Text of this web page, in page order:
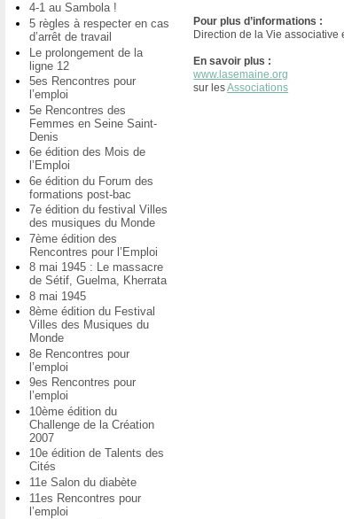
4-1 au Sambola !
5 règles à respecter en cas
d’arrêt de travail
Le prolongement de la
ligne 12
5es Rencontres pour
l’emploi
5e Rencontres des
Femmes en Seine Saint-
Denis
6e édition des Mois de
l’Emploi
6e édition du Forum des
formations post-bac
7e édition du festival Villes
des musiques du Monde
7ème édition des
Rencontres pour l’Emploi
8 mai 1945 : Le massacre
de Sétif, Guelma, Kherrata
8 mai 1945
8ème édition du Festival
Villes des Musiques du
Monde
8e Rencontres pour
l’emploi
9es Rencontres pour
l’emploi
10ème édition du
Challenge de la Création
2007
10e édition de Talents des
Cités
11e Salon du diabète
11es Rencontres pour
l’emploi
Pour plus d’informations :
Direction de la Vie associative
En savoir plus :
www.lasemaine.org
sur lesAssociations